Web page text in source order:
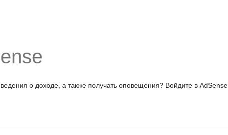
о доходе, а также получать оповещения? Войдите в AdSense